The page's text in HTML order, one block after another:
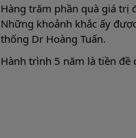
Hàng trăm phần quà giá trị
Những khoảnh khắc ấy
thống Dr Hoàng Tuấn.
Hành trình 5 năm là tiền